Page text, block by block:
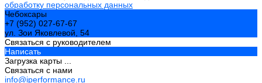
обработку персональных данных
Чебоксары
+7 (952) 027-67-67
ул. Зои Яковлевой, 54
Связаться с руководителем
Написать
Загрузка карты ...
Связаться с нами
info@iperformance.ru